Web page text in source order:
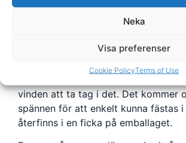
Neka
Visa preferenser
Cookie PolicyTerms of Use
aluminiumbelagd plastfilm. Tjocklek
är oerhört viktigt för isoleringen.
och 102 mm på sidorna för effektiv
vattenavrinning. För att locket ska
vinden att ta tag i det. Det kommer
spännen för att enkelt kunna fästas i
återfinns i en ficka på emballaget.